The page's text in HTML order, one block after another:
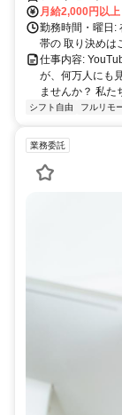
月給2,000円以上
勤務時間・曜日:
帯の 取り決めは
仕事内容:
が、何万人にも
ませんか？ 私た
シフト自由 フルリモ
業務委託